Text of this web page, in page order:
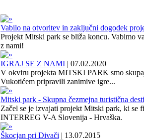
Vabilo na otvoritev in zaključni dogodek
Projekt Mitski park se bliža koncu. Vabimo
z nami!
IGRAJ SE Z NAMI | 07.02.2020
V okviru projekta MITSKI PARK smo
Vukotićem pripravili zanimive igre...
Mitski park - Skupna čezmejna turistična
Začel se je izvajati projekt Mitski park, ki se
INTERREG V-A Slovenija - Hrvaška.
Škocjan pri Divači | 13.07.2015